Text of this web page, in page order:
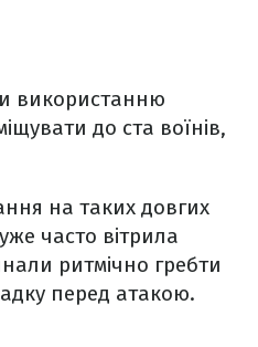
використанню
до ста воїнів,
на таких довгих
часто вітрила
ритмічно гребти
перед атакою.